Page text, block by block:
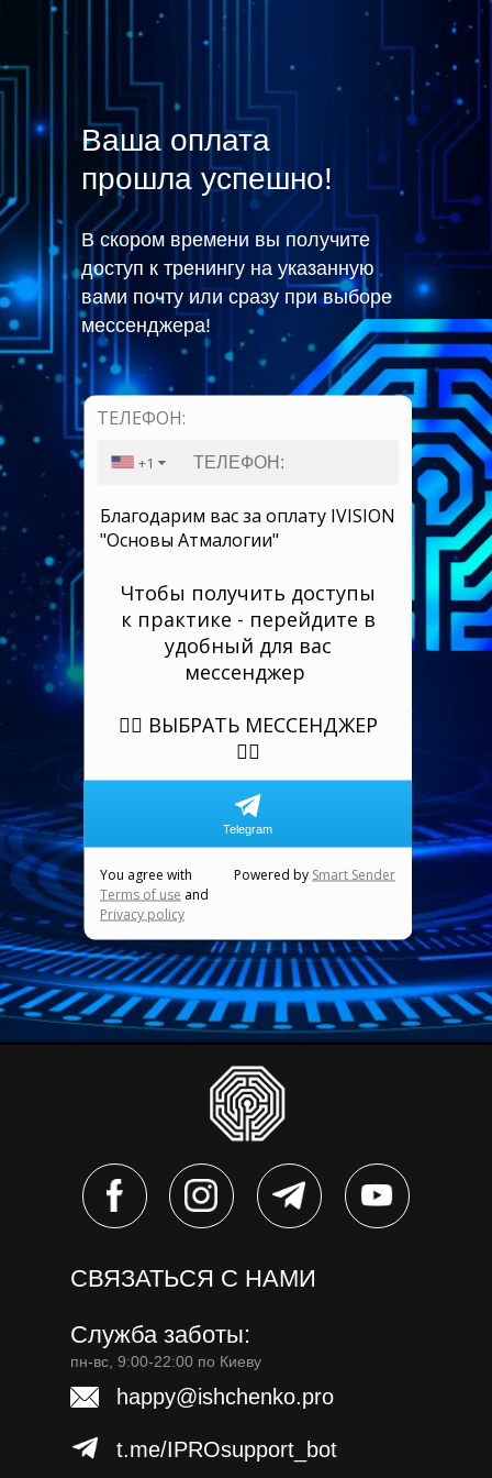
Ваша оплата
прошла успешно!
В скором времени вы получите
доступ к тренингу на указанную
вами почту или сразу при выборе
мессенджера!
СВЯЗАТЬСЯ С НАМИ
happy@ishchenko.pro
t.me/IPROsupport_bot
пн-вс, 9:00-22:00 по Киеву
Служба заботы: